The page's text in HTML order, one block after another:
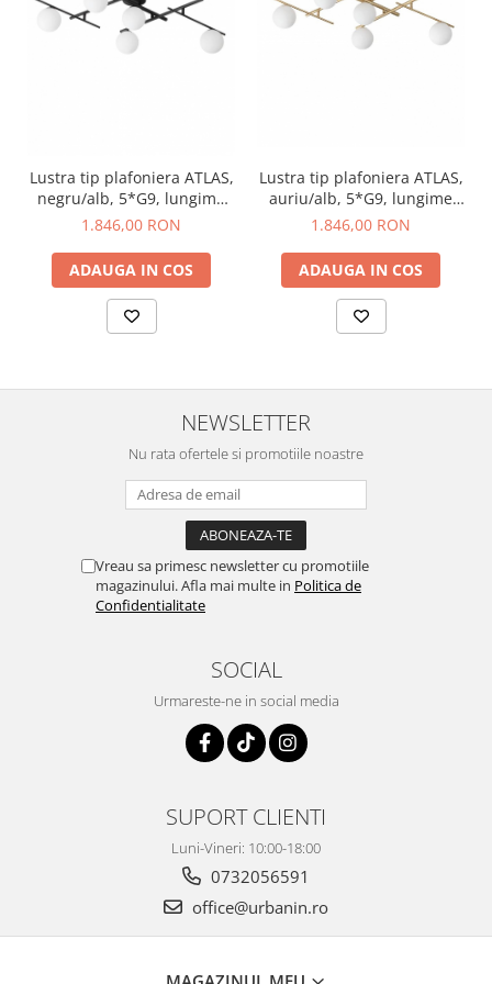
Lustra tip plafoniera ATLAS,
negru/alb, 5*G9, lungime
106 cm - IDEAL LUX
1.846,00 RON
ADAUGA IN COS
Lustra tip plafoniera ATLAS,
auriu/alb, 5*G9, lungime
106 cm - IDEAL LUX
1.846,00 RON
ADAUGA IN COS
NEWSLETTER
Nu rata ofertele si promotiile noastre
Vreau sa primesc newsletter cu promotiile
magazinului. Afla mai multe in Politica de
Confidentialitate
SOCIAL
Urmareste-ne in social media
SUPORT CLIENTI
Luni-Vineri: 10:00-18:00
0732056591
office@urbanin.ro